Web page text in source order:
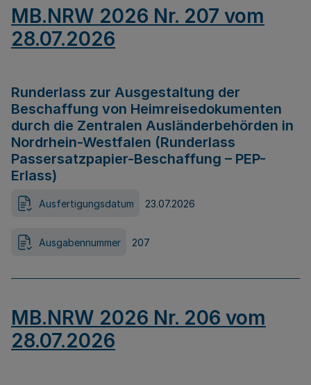
MB.NRW 2026 Nr. 207 vom
28.07.2026
Runderlass zur Ausgestaltung der
Beschaffung von Heimreisedokumenten
durch die Zentralen Ausländerbehörden in
Nordrhein-Westfalen (Runderlass
Passersatzpapier-Beschaffung – PEP-
Erlass)
Ausfertigungsdatum 23.07.2026
Ausgabennummer 207
MB.NRW 2026 Nr. 206 vom
28.07.2026